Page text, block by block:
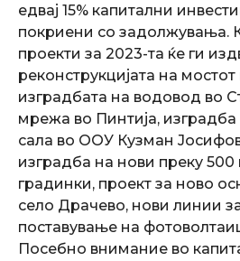
едвај 15% капитални
покриени со задолжувања.
проекти за 2023-та ќе ги
реконструкцијата на
изградбата на водовод во
мрежа во Пинтија, изградба
сала во ООУ Кузман
изградба на нови преку 500
градинки, проект за ново
село Драчево, нови линии
поставување на
Посебно внимание во